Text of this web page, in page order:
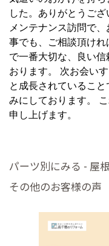
した。ありがとうご
メンテナンス訪問で
事でも、ご相談頂け
で一番大切な、良い
おります。 次お会い
と成長されているこ
みにしております。
申し上げます。
パーツ別にみる - 屋
その他のお客様の声